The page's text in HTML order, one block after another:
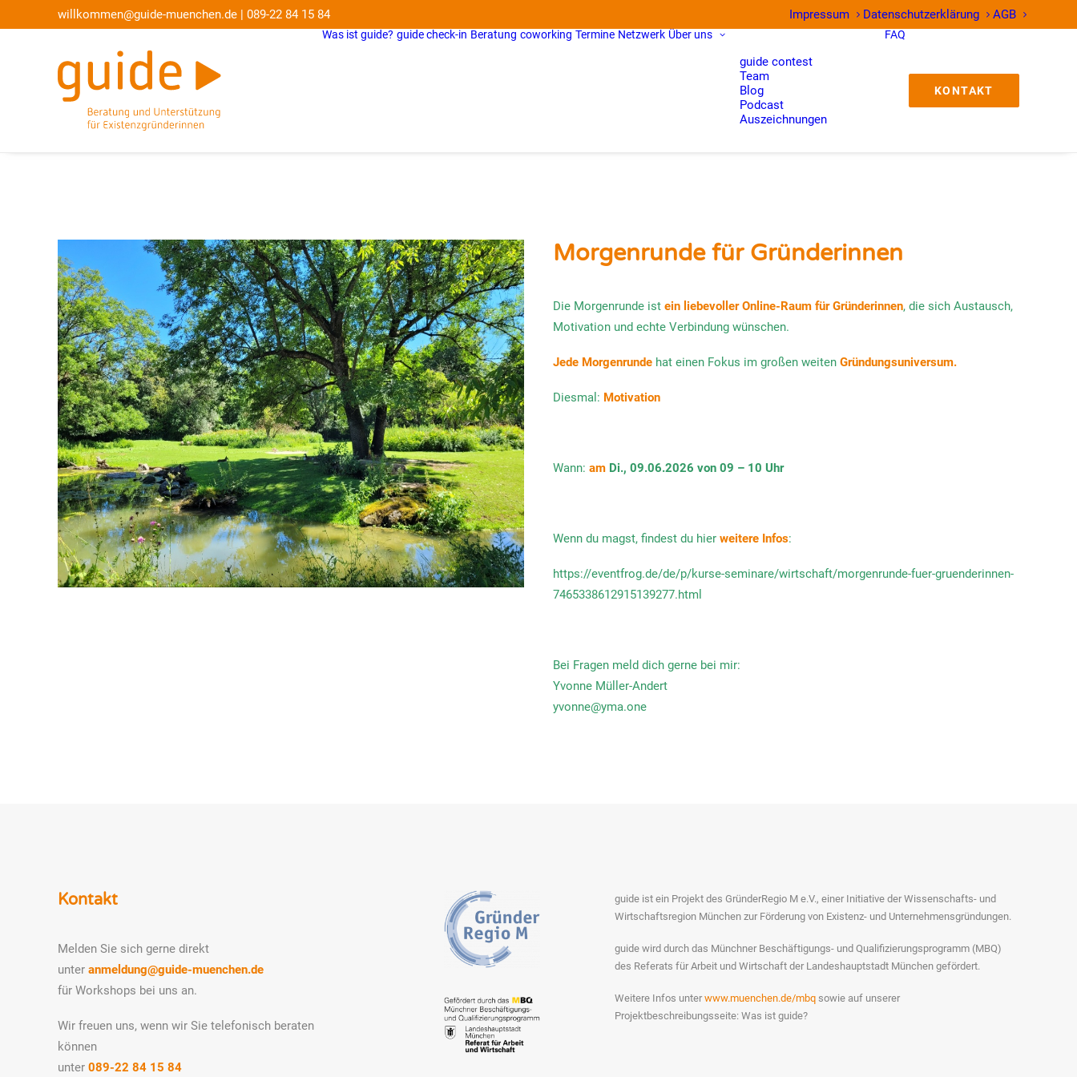
willkommen@guide-muenchen.de | 089-22 84 15 84 Impressum Datenschutzerklärung AGB
Was ist guide? guide check-in Beratung coworking Termine Netzwerk Über uns
guide contest
Team
Blog
Podcast
Auszeichnungen
FAQ
KONTAKT
Morgenrunde für Gründerinnen
Die Morgenrunde ist ein liebevoller Online-Raum für Gründerinnen, die sich Austausch,
Motivation und echte Verbindung wünschen.
Jede Morgenrunde hat einen Fokus im großen weiten Gründungsuniversum.
Diesmal: Motivation
Wann: am Di., 09.06.2026 von 09 – 10 Uhr
Wenn du magst, findest du hier weitere Infos:
https://eventfrog.de/de/p/kurse-seminare/wirtschaft/morgenrunde-fuer-gruenderinnen-
7465338612915139277.html
Bei Fragen meld dich gerne bei mir:
Yvonne Müller-Andert
yvonne@yma.one
Kontakt
Melden Sie sich gerne direkt
unter anmeldung@guide-muenchen.de
für Workshops bei uns an.
Wir freuen uns, wenn wir Sie telefonisch beraten
können
unter 089-22 84 15 84
guide ist ein Projekt des GründerRegio M e.V., einer Initiative der Wissenschafts- und
Wirtschaftsregion München zur Förderung von Existenz- und Unternehmensgründungen.
guide wird durch das Münchner Beschäftigungs- und Qualifizierungsprogramm (MBQ)
des Referats für Arbeit und Wirtschaft der Landeshauptstadt München gefördert.
Weitere Infos unter www.muenchen.de/mbq sowie auf unserer
Projektbeschreibungsseite: Was ist guide?